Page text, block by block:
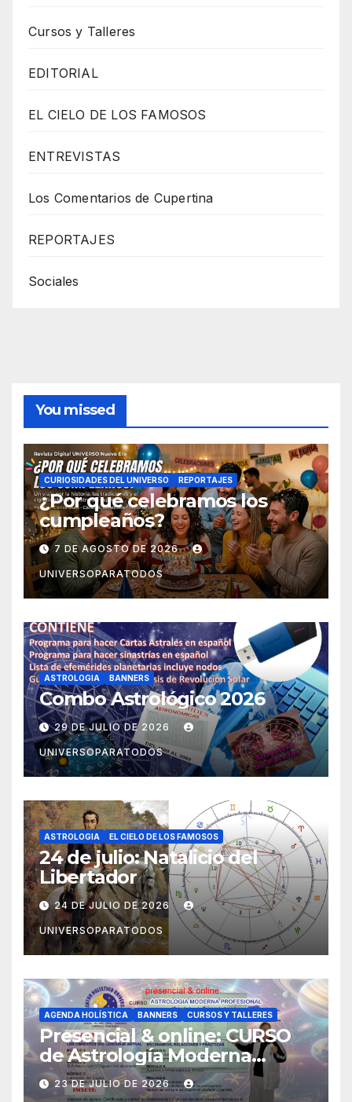
Cursos y Talleres
EDITORIAL
EL CIELO DE LOS FAMOSOS
ENTREVISTAS
Los Comentarios de Cupertina
REPORTAJES
Sociales
You missed
CURIOSIDADES DEL UNIVERSO REPORTAJES
¿Por qué celebramos los
cumpleaños?
7 DE AGOSTO DE 2026
UNIVERSOPARATODOS
ASTROLOGIA BANNERS
Combo Astrológico 2026
29 DE JULIO DE 2026
UNIVERSOPARATODOS
ASTROLOGIA EL CIELO DE LOS FAMOSOS
24 de julio: Natalicio del
Libertador
24 DE JULIO DE 2026
UNIVERSOPARATODOS
AGENDA HOLÍSTICA BANNERS CURSOS Y TALLERES
Presencial & online: CURSO
de Astrología Moderna
Profesional (Orientado a la
Psicoastrología)
23 DE JULIO DE 2026